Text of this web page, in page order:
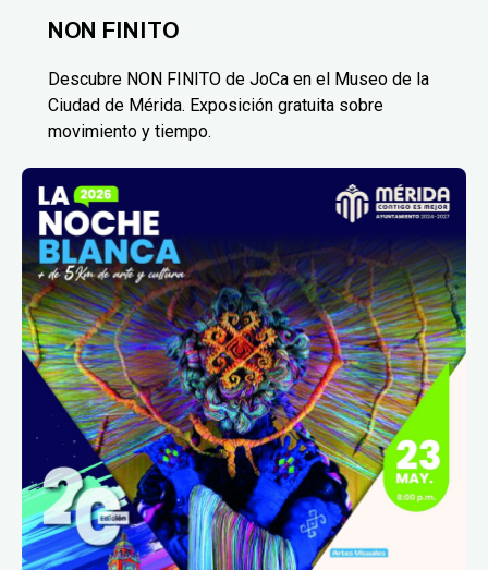
NON FINITO
Descubre NON FINITO de JoCa en el Museo de la
Ciudad de Mérida. Exposición gratuita sobre
movimiento y tiempo.